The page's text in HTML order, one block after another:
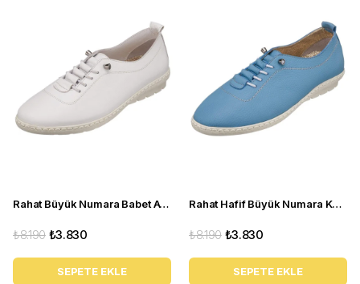
Rahat Büyük Numara Babet Ayakkabı Pr 5511 Beyaz
₺3.830
₺8.190
SEPETE EKLE
Rahat Hafif Büyük Numara Kadın Babet Ayakkabı Pr 5511 Mavi
₺3.830
₺8.190
SEPETE EKLE